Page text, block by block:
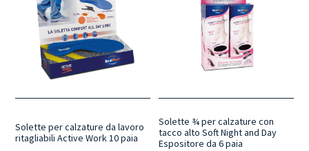
Solette per calzature da lavoro
ritagliabili Active Work 10 paia
Solette ¾ per calzature con
tacco alto Soft Night and Day
Espositore da 6 paia